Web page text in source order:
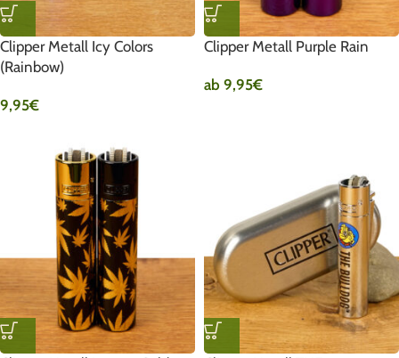
Clipper Metall Icy Colors
(Rainbow)
9,95€
Clipper Metall Purple Rain
ab 9,95€